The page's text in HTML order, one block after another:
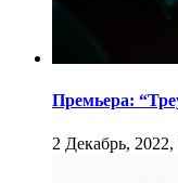
Премьера:
2 Декабрь, 2022,